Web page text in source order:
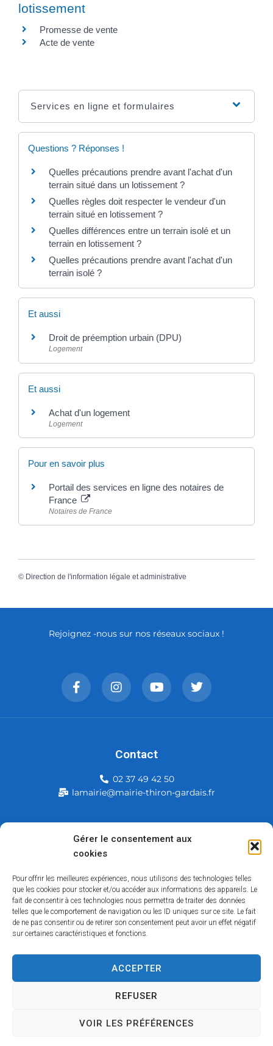
Gérer le consentement aux
cookies
Pour offrir les meilleures expériences, nous utilisons des technologies telles
que les cookies pour stocker et/ou accéder aux informations des appareils. Le
fait de consentir à ces technologies nous permettra de traiter des données
telles que le comportement de navigation ou les ID uniques sur ce site. Le fait
de ne pas consentir ou de retirer son consentement peut avoir un effet négatif
sur certaines caractéristiques et fonctions.
ACCEPTER
REFUSER
VOIR LES PRÉFÉRENCES
lotissement
Promesse de vente
Acte de vente
Services en ligne et formulaires
Questions ? Réponses !
Quelles précautions prendre avant l'achat d'un
terrain situé dans un lotissement ?
Quelles règles doit respecter le vendeur d'un
terrain situé en lotissement ?
Quelles différences entre un terrain isolé et un
terrain en lotissement ?
Quelles précautions prendre avant l'achat d'un
terrain isolé ?
Et aussi
Droit de préemption urbain (DPU)
Logement
Et aussi
Achat d'un logement
Logement
Pour en savoir plus
Portail des services en ligne des notaires de
France
Notaires de France
© Direction de l'information légale et administrative
Mairie de Thiron-Gardais
28480 Thiron-Gardais
Rejoignez -nous sur nos réseaux sociaux !
Contact
02 37 49 42 50
lamairie@mairie-thiron-gardais.fr
Traitement de données personnelles
Copyright © 2026 – Tous droits réservés